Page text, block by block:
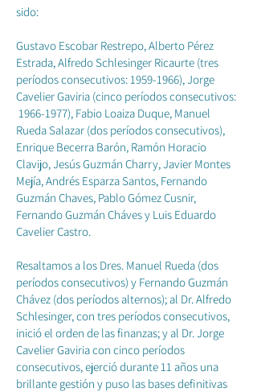
sido:
Gustavo Escobar Restrepo, Alberto Pérez
Estrada, Alfredo Schlesinger Ricaurte (tres
períodos consecutivos:1959-1966), Jorge
Cavelier Gaviria (cinco períodos consecutivos:
1966-1977), Fabio Loaiza Duque, Manuel
Rueda Salazar (dos períodos consecutivos),
Enrique Becerra Barón, Ramón Horacio
Clavijo, Jesús Guzmán Charry, Javier Montes
Mejía, Andrés Esparza Santos, Fernando
Guzmán Chaves, Pablo Gómez Cusnir,
Fernando Guzmán Cháves y Luis Eduardo
Cavelier Castro.
Resaltamos a los Dres. Manuel Rueda (dos
períodos consecutivos) y Fernando Guzmán
Chávez (dos períodos alternos); al Dr. Alfredo
Schlesinger, con tres períodos consecutivos,
inició el orden de las finanzas; y al Dr. Jorge
Cavelier Gaviria con cinco períodos
consecutivos, ejerció durante 11 años una
brillante gestión y puso las bases definitivas